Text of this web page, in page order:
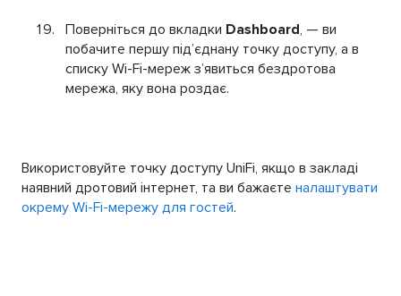
Поверніться до вкладки Dashboard, — ви
побачите першу під’єднану точку доступу, а в
списку Wi-Fi-мереж з’явиться бездротова
мережа, яку вона роздає.
Використовуйте точку доступу UniFi, якщо в закладі
наявний дротовий інтернет, та ви бажаєте налаштувати
окрему Wi-Fi-мережу для гостей.